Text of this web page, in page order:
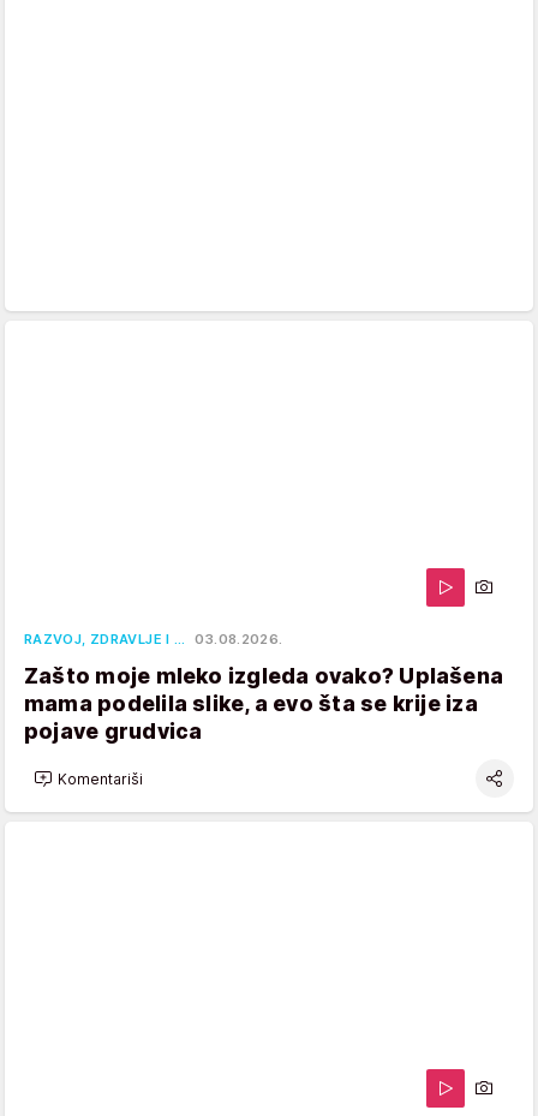
RAZVOJ, ZDRAVLJE I … 03.08.2026.
Zašto moje mleko izgleda ovako? Uplašena
mama podelila slike, a evo šta se krije iza
pojave grudvica
Komentariši